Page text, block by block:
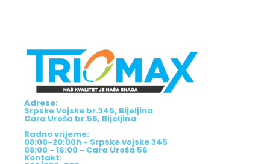
Adrese:
Srpske Vojske br.345, Bijeljina
Cara Uroša br.56, Bijeljina
Radno vrijeme:
08:00-20:00h - Srpske vojske 345
08:00 - 16:00 - Cara Uroša 56
Kontakt: